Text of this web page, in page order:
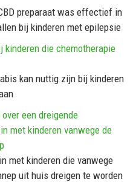
preparaat was effectief in
bij kinderen met epilepsie
kinderen die chemotherapie
kan nuttig zijn bij kinderen
een dreigende
met kinderen vanwege de
met kinderen die vanwege
uit huis dreigen te worden